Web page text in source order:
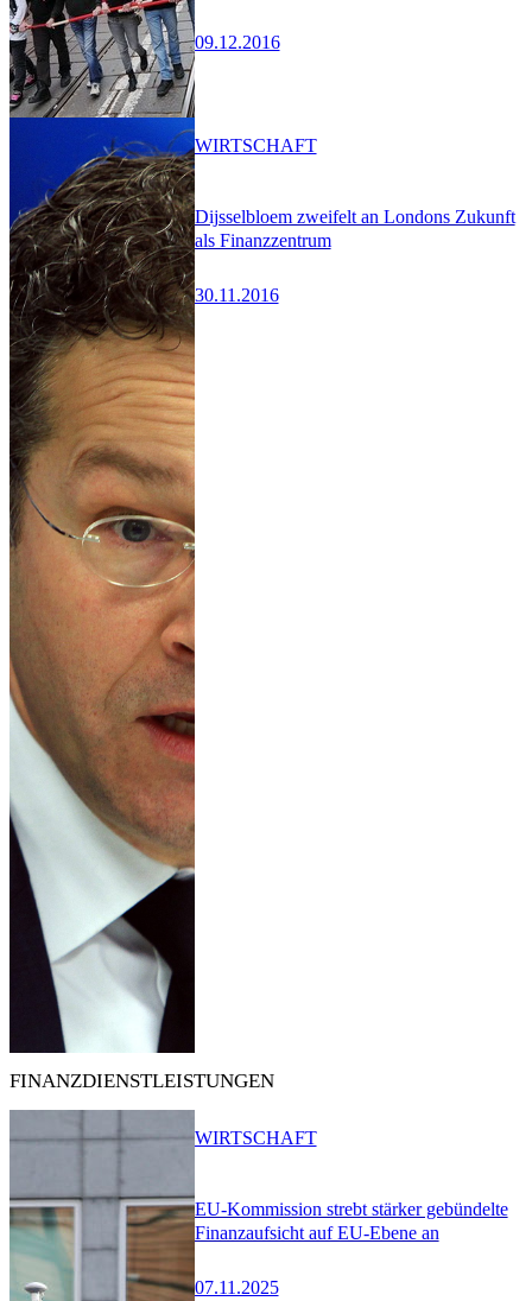
09.12.2016
Dijsselbloem zweifelt an Londons Zukunft
als Finanzzentrum
30.11.2016
WIRTSCHAFT
FINANZDIENSTLEISTUNGEN
EU-Kommission strebt stärker gebündelte
Finanzaufsicht auf EU-Ebene an
07.11.2025
WIRTSCHAFT